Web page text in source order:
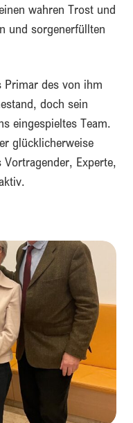
wahren Trost und
und sorgenerfüllten
Primar des von ihm
doch sein
eingespieltes Team.
glücklicherweise
Experte,